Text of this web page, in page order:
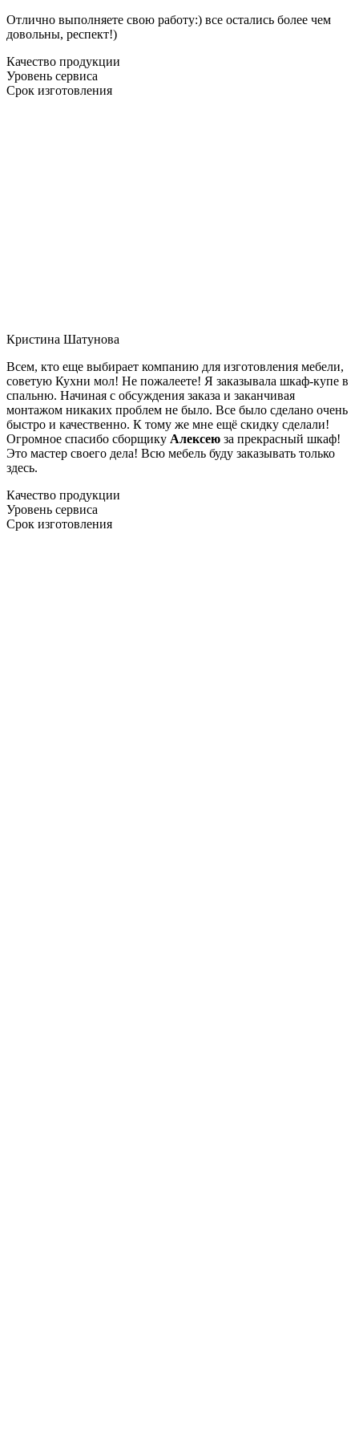
Отлично выполняете свою работу:) все остались более чем
довольны, респект!)
Качество продукции
Уровень сервиса
Срок изготовления
Кристина Шатунова
Всем, кто еще выбирает компанию для изготовления мебели,
советую Кухни мол! Не пожалеете! Я заказывала шкаф-купе в
спальню. Начиная с обсуждения заказа и заканчивая
монтажом никаких проблем не было. Все было сделано очень
быстро и качественно. К тому же мне ещё скидку сделали!
Огромное спасибо сборщику Алексею за прекрасный шкаф!
Это мастер своего дела! Всю мебель буду заказывать только
здесь.
Качество продукции
Уровень сервиса
Срок изготовления